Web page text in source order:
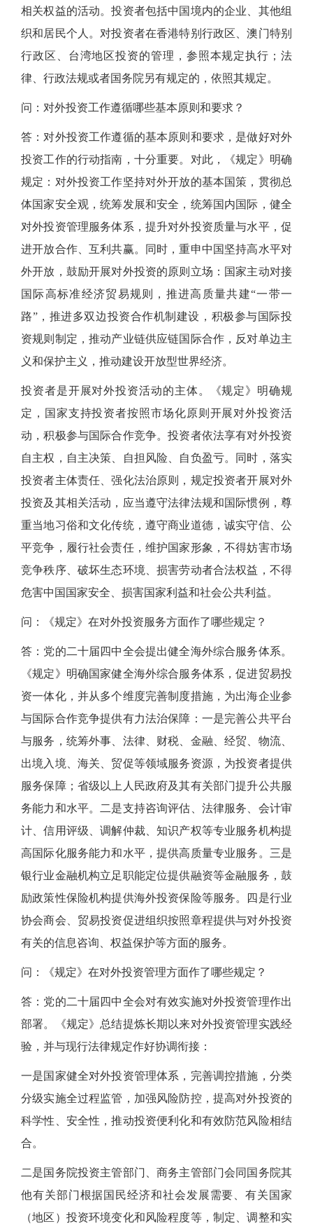
相关权益的活动。投资者包括中国境内的企业、其他组
织和居民个人。对投资者在香港特别行政区、澳门特别
行政区、台湾地区投资的管理，参照本规定执行；法
律、行政法规或者国务院另有规定的，依照其规定。
问：对外投资工作遵循哪些基本原则和要求？
答：对外投资工作遵循的基本原则和要求，是做好对外
投资工作的行动指南，十分重要。对此，《规定》明确
规定：对外投资工作坚持对外开放的基本国策，贯彻总
体国家安全观，统筹发展和安全，统筹国内国际，健全
对外投资管理服务体系，提升对外投资质量与水平，促
进开放合作、互利共赢。同时，重申中国坚持高水平对
外开放，鼓励开展对外投资的原则立场：国家主动对接
国际高标准经济贸易规则，推进高质量共建“一带一
路”，推进多双边投资合作机制建设，积极参与国际投
资规则制定，推动产业链供应链国际合作，反对单边主
义和保护主义，推动建设开放型世界经济。
投资者是开展对外投资活动的主体。《规定》明确规
定，国家支持投资者按照市场化原则开展对外投资活
动，积极参与国际合作竞争。投资者依法享有对外投资
自主权，自主决策、自担风险、自负盈亏。同时，落实
投资者主体责任、强化法治原则，规定投资者开展对外
投资及其相关活动，应当遵守法律法规和国际惯例，尊
重当地习俗和文化传统，遵守商业道德，诚实守信、公
平竞争，履行社会责任，维护国家形象，不得妨害市场
竞争秩序、破坏生态环境、损害劳动者合法权益，不得
危害中国国家安全、损害国家利益和社会公共利益。
问：《规定》在对外投资服务方面作了哪些规定？
答：党的二十届四中全会提出健全海外综合服务体系。
《规定》明确国家健全海外综合服务体系，促进贸易投
资一体化，并从多个维度完善制度措施，为出海企业参
与国际合作竞争提供有力法治保障：一是完善公共平台
与服务，统筹外事、法律、财税、金融、经贸、物流、
出境入境、海关、贸促等领域服务资源，为投资者提供
服务保障；省级以上人民政府及其有关部门提升公共服
务能力和水平。二是支持咨询评估、法律服务、会计审
计、信用评级、调解仲裁、知识产权等专业服务机构提
高国际化服务能力和水平，提供高质量专业服务。三是
银行业金融机构立足职能定位提供融资等金融服务，鼓
励政策性保险机构提供海外投资保险等服务。四是行业
协会商会、贸易投资促进组织按照章程提供与对外投资
有关的信息咨询、权益保护等方面的服务。
问：《规定》在对外投资管理方面作了哪些规定？
答：党的二十届四中全会对有效实施对外投资管理作出
部署。《规定》总结提炼长期以来对外投资管理实践经
验，并与现行法律规定作好协调衔接：
一是国家健全对外投资管理体系，完善调控措施，分类
分级实施全过程监管，加强风险防控，提高对外投资的
科学性、安全性，推动投资便利化和有效防范风险相结
合。
二是国务院投资主管部门、商务主管部门会同国务院其
他有关部门根据国民经济和社会发展需要、有关国家
（地区）投资环境变化和风险程度等，制定、调整和实